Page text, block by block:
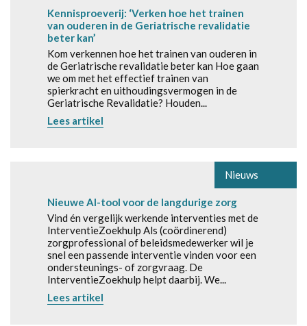
Kennisproeverij: ‘Verken hoe het trainen
van ouderen in de Geriatrische revalidatie
beter kan’
Kom verkennen hoe het trainen van ouderen in
de Geriatrische revalidatie beter kan Hoe gaan
we om met het effectief trainen van
spierkracht en uithoudingsvermogen in de
Geriatrische Revalidatie? Houden...
Lees artikel
Nieuws
Nieuwe AI-tool voor de langdurige zorg
Vind én vergelijk werkende interventies met de
InterventieZoekhulp Als (coördinerend)
zorgprofessional of beleidsmedewerker wil je
snel een passende interventie vinden voor een
ondersteunings- of zorgvraag. De
InterventieZoekhulp helpt daarbij. We...
Lees artikel